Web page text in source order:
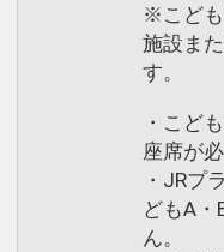
※こども
施設ま
す。
・こど
座席が
・JRプ
どもA
ん。